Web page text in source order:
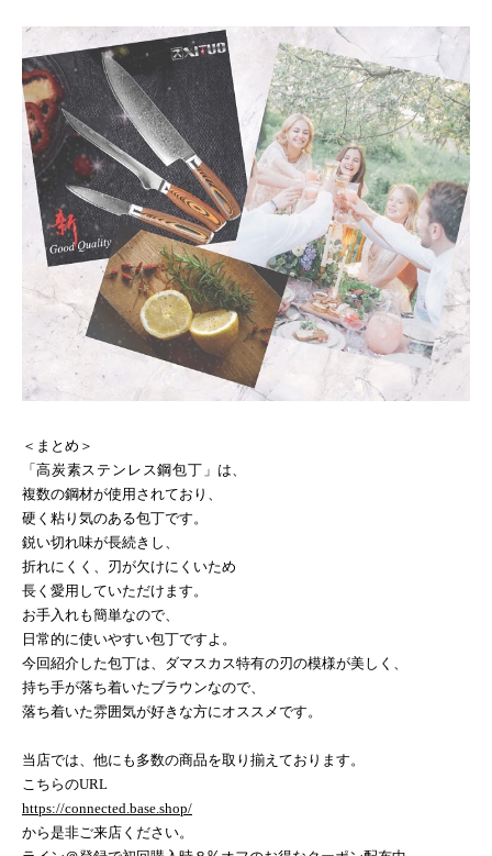
＜まとめ＞
「 高炭素ステンレス鋼包丁 」は、
複数の鋼材が使用されており、
硬く粘り気のある包丁です。
鋭い切れ味が長続きし、
折れにくく、刃が欠けにくいため
長く愛用していただけます。
お手入れも簡単なので、
日常的に使いやすい包丁ですよ。
今回紹介した包丁は、ダマスカス特有の刃の模様が美しく、
持ち手が落ち着いたブラウンなので、
落ち着いた雰囲気が好きな方にオススメです。
当店では、他にも多数の商品を取り揃えております。
こちらのURL
https://connected.base.shop/
から是非ご来店ください。